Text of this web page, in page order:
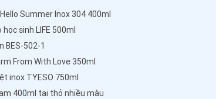
Summer Inox 304 400ml
sinh LIFE 500ml
BES-502-1
From With Love 350ml
inox TYESO 750ml
400ml tai thỏ nhiều màu